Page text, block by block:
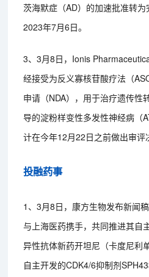
茨海默症（AD）的加速批准转
2023年7月6日。
3、3月8日，Ionis
经接受为反义寡核苷酸疗法（
申请（NDA），用于治疗遗传性
导的淀粉样变性多发性神经病（
计在今年12月22日之前做出审评
投融药事
1、3月8日，康方生物发布新闻
与上海医药携手，共同推进其自
异性抗体新药开坦尼（卡度尼利
自主开发的CDK4/6抑制剂